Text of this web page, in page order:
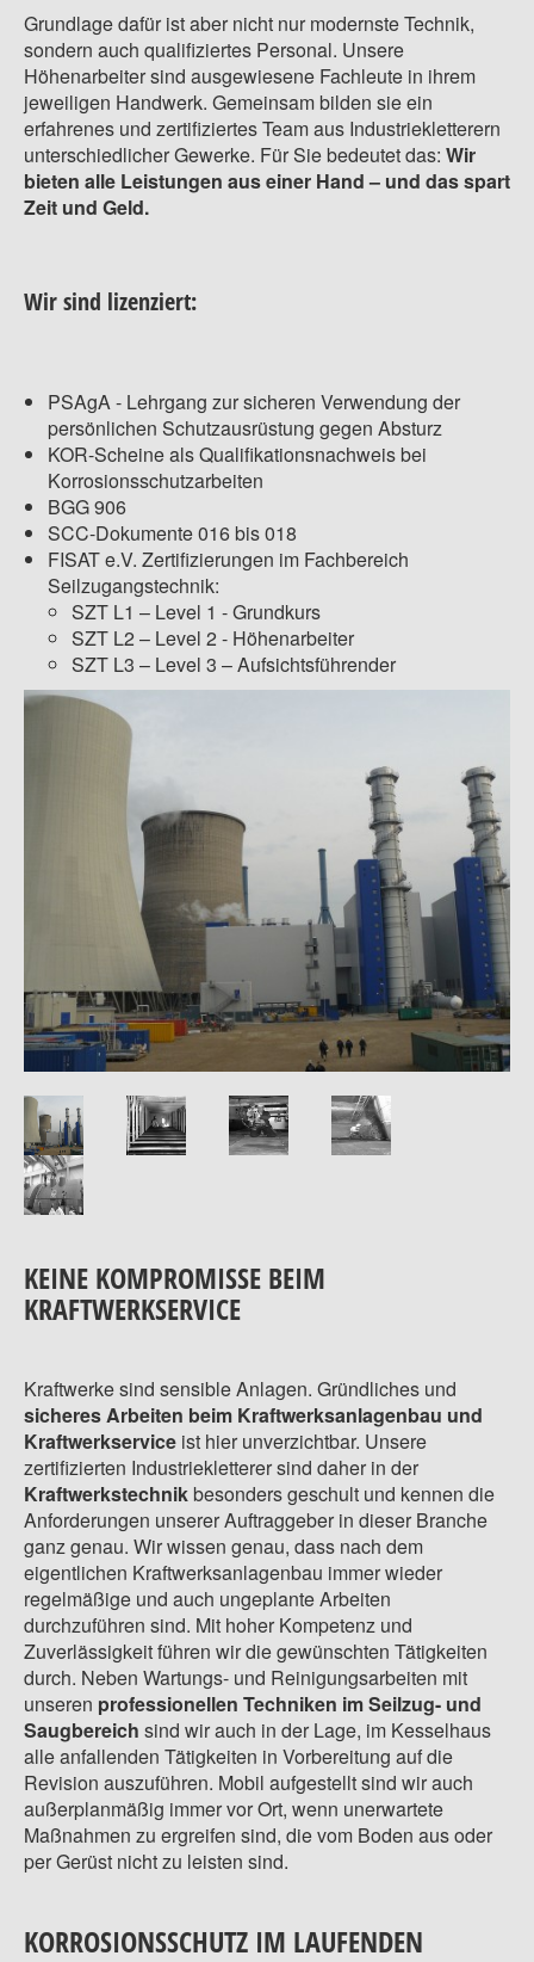
Grundlage dafür ist aber nicht nur modernste Technik,
sondern auch qualifiziertes Personal. Unsere
Höhenarbeiter sind ausgewiesene Fachleute in ihrem
jeweiligen Handwerk. Gemeinsam bilden sie ein
erfahrenes und zertifiziertes Team aus Industriekletterern
unterschiedlicher Gewerke. Für Sie bedeutet das: Wir
bieten alle Leistungen aus einer Hand – und das spart
Zeit und Geld.
Wir sind lizenziert:
PSAgA - Lehrgang zur sicheren Verwendung der
persönlichen Schutzausrüstung gegen Absturz
KOR-Scheine als Qualifikationsnachweis bei
Korrosionsschutzarbeiten
BGG 906
SCC-Dokumente 016 bis 018
FISAT e.V. Zertifizierungen im Fachbereich
Seilzugangstechnik:
SZT L1 – Level 1 - Grundkurs
SZT L2 – Level 2 - Höhenarbeiter
SZT L3 – Level 3 – Aufsichtsführender
KEINE KOMPROMISSE BEIM
KRAFTWERKSERVICE
Kraftwerke sind sensible Anlagen. Gründliches und
sicheres Arbeiten beim Kraftwerksanlagenbau und
Kraftwerkservice ist hier unverzichtbar. Unsere
zertifizierten Industriekletterer sind daher in der
Kraftwerkstechnikbesonders geschult und kennen die
Anforderungen unserer Auftraggeber in dieser Branche
ganz genau. Wir wissen genau, dass nach dem
eigentlichen Kraftwerksanlagenbau immer wieder
regelmäßige und auch ungeplante Arbeiten
durchzuführen sind. Mit hoher Kompetenz und
Zuverlässigkeit führen wir die gewünschten Tätigkeiten
durch. Neben Wartungs- und Reinigungsarbeiten mit
unseren professionellen Techniken im Seilzug- und
Saugbereich sind wir auch in der Lage, im Kesselhaus
alle anfallenden Tätigkeiten in Vorbereitung auf die
Revision auszuführen. Mobil aufgestellt sind wir auch
außerplanmäßig immer vor Ort, wenn unerwartete
Maßnahmen zu ergreifen sind, die vom Boden aus oder
per Gerüst nicht zu leisten sind.
KORROSIONSSCHUTZ IM LAUFENDEN